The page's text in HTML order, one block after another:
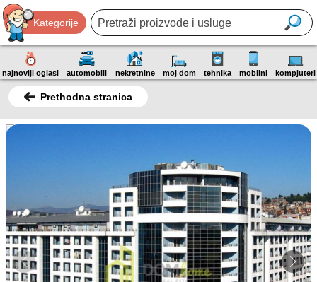
Kategorije
najnoviji oglasi automobili nekretnine moj dom tehnika mobilni kompjuteri
Prethodna stranica